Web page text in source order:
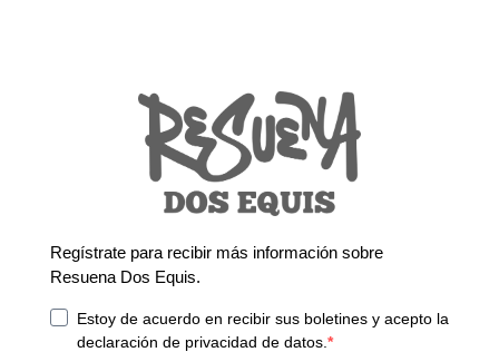
Regístrate para recibir más información sobre
Resuena Dos Equis.
Estoy de acuerdo en recibir sus boletines y acepto la
declaración de privacidad de datos.